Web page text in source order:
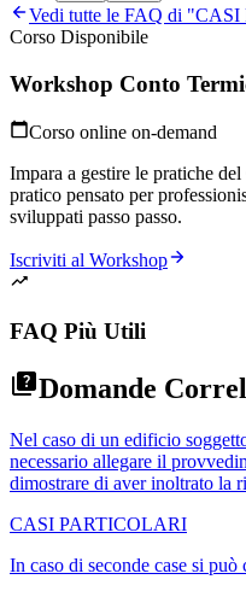
Vedi tutte le FAQ di "CASI
Corso Disponibile
Workshop Conto
Corso online on-demand
Impara a gestire le pratiche
pratico pensato per
sviluppati passo passo.
Iscriviti al Workshop
FAQ Più Utili
Domande
Nel caso di un edificio
necessario allegare il
dimostrare di aver inoltrato la
CASI PARTICOLARI
In caso di seconde case si